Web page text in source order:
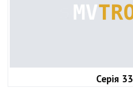
Серія 33